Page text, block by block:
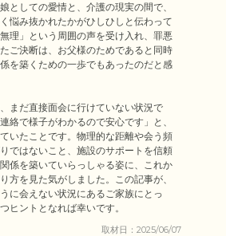
としての愛情と、介護の現実の間で、
悩み抜かれたかがひしひしと伝わって
理」という周囲の声を受け入れ、罪悪
ご決断は、お父様のためであると同時
を築くための一歩でもあったのだと感
まだ直接面会に行けていない状況で
絡で様子がわかるので安心です」と、
いたことです。物理的な距離や会う頻
ではないこと、施設のサポートを信頼
係を築いていらっしゃる姿に、これか
方を見た気がしました。この記事が、
に会えない状況にあるご家族にとっ
ヒントとなれば幸いです。
取材日：2025/06/07